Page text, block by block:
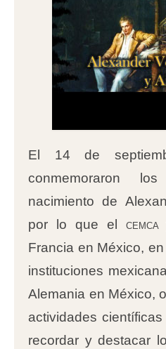
El 14 de
conmemoraron
nacimiento de
por lo que el cemca
Francia en México,
instituciones
Alemania en México,
actividades
recordar y destacar